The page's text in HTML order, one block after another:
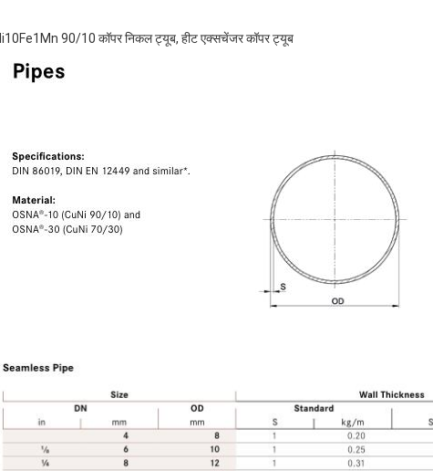
90/10 कॉपर निकल ट्यूब, हीट एक्सचेंजर कॉपर ट्यूब